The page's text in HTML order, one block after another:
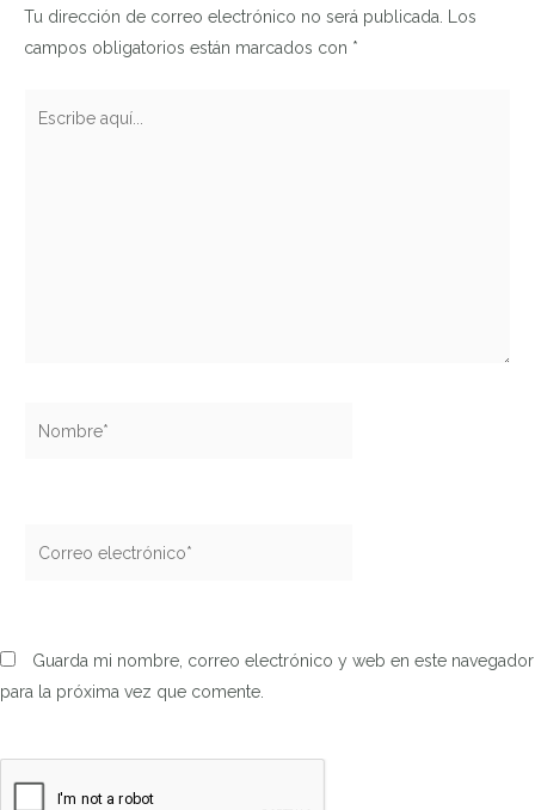
Tu dirección de correo electrónico no será publicada.
Los
campos obligatorios están marcados con *
Guarda mi nombre, correo electrónico y web en este navegador
para la próxima vez que comente.